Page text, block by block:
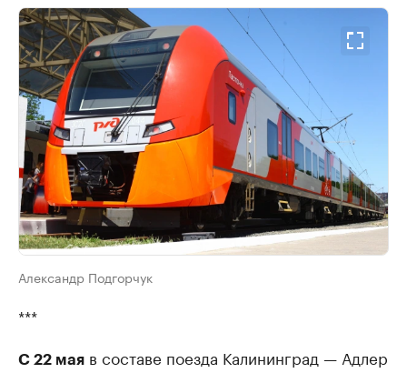
Александр Подгорчук
***
С 22 мая в составе поезда Калининград — Адлер